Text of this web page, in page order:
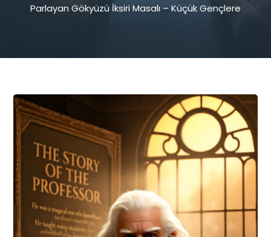
Parlayan Gökyüzü İksiri Masalı – Küçük Gençlere